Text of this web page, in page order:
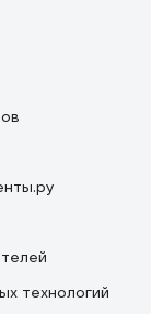
технологий